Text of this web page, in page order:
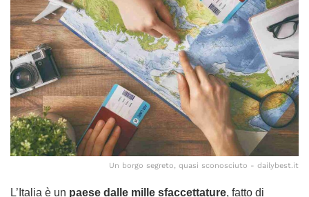
Un borgo segreto, quasi sconosciuto - dailybest.it
L’Italia è un paese dalle mille sfaccettature, fatto di